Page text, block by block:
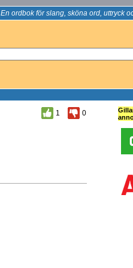
En ordbok för slang, sköna ord, uttryck
1
0